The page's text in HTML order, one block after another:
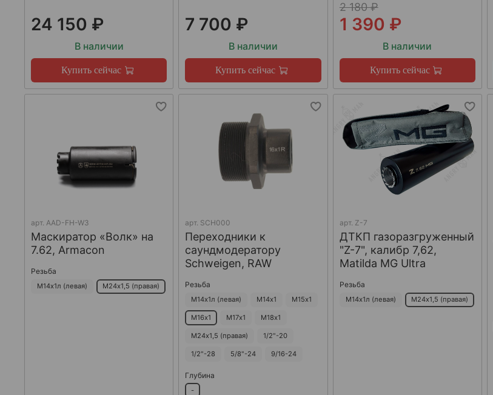
24 150 ₽
В наличии
Купить сейчас
7 700 ₽
В наличии
Купить сейчас
2 180 ₽
1 390 ₽
В наличии
Купить сейчас
арт. AAD-FH-W3
Маскиратор «Волк» на
7.62, Armacon
Резьба
М14х1л (левая) М24х1,5 (правая)
арт. SCH000
Переходники к
саундмодератору
Schweigen, RAW
Резьба
М14х1л (левая) М14х1 М15х1
М16х1 М17х1 М18х1
М24х1,5 (правая) 1/2"-20
1/2"-28 5/8"-24 9/16-24
Глубина
-
арт. Z-7
ДТКП газоразгруженный
"Z-7", калибр 7,62,
Matilda MG Ultra
Резьба
М14х1л (левая) М24х1,5 (правая)